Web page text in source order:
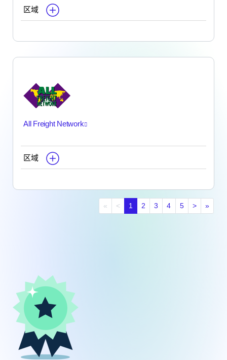
区域
All Freight Network
区域
«First page
< Previous page
1 2 3 4 5 >Next
»Last